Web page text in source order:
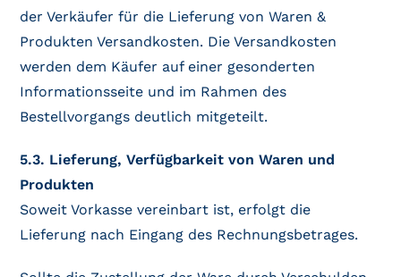
der Verkäufer für die Lieferung von Waren &
Produkten Versandkosten. Die Versandkosten
werden dem Käufer auf einer gesonderten
Informationsseite und im Rahmen des
Bestellvorgangs deutlich mitgeteilt.
5.3. Lieferung, Verfügbarkeit von Waren und
Produkten
Soweit Vorkasse vereinbart ist, erfolgt die
Lieferung nach Eingang des Rechnungsbetrages.